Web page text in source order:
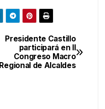
Presidente Castillo
participará en II
Congreso Macro
Regional de Alcaldes